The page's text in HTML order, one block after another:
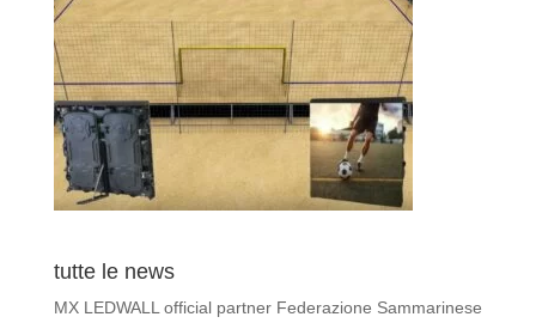
tutte le news
MX LEDWALL official partner Federazione Sammarinese